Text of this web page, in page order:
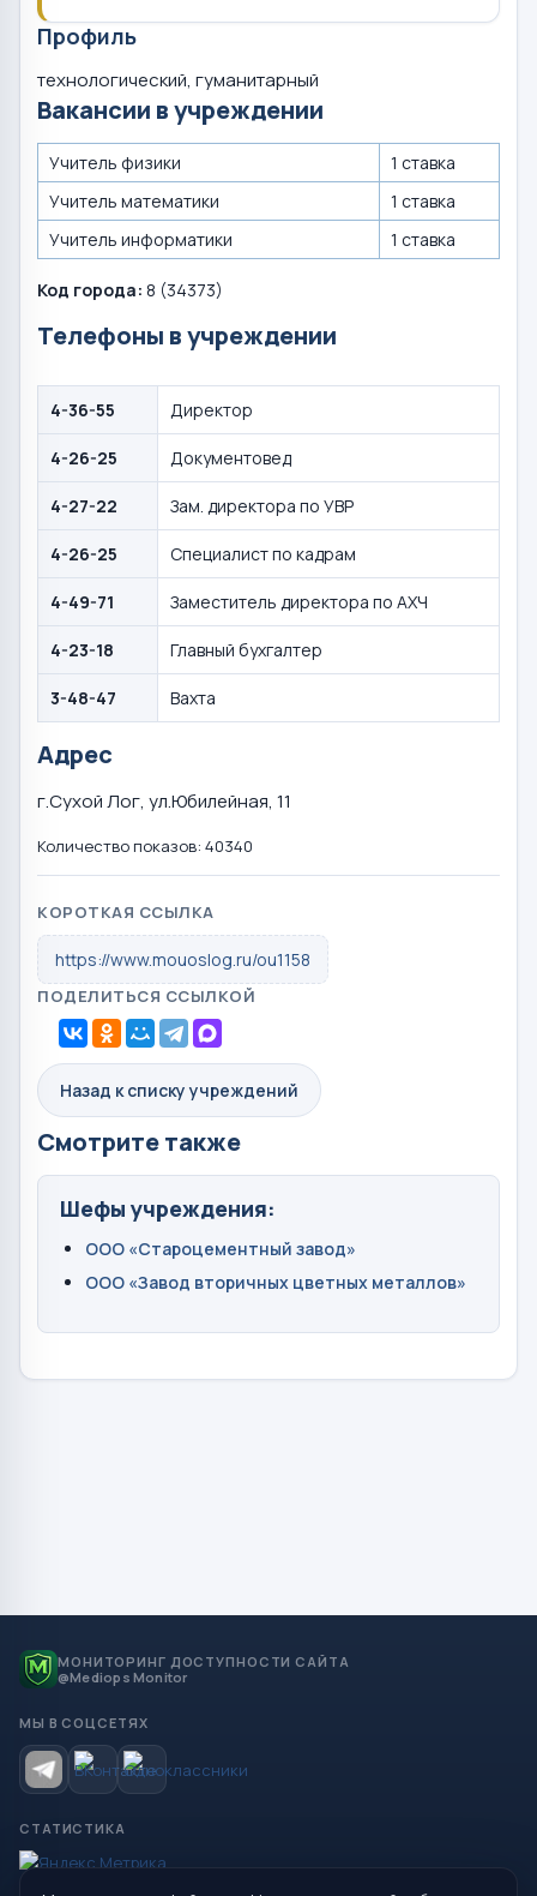
Профиль
технологический, гуманитарный
Вакансии в учреждении
Учитель физики
1 ставка
Учитель математики
1 ставка
Учитель информатики
1 ставка
Код города: 8 (34373)
Телефоны в учреждении
4-36-55 Директор
4-26-25 Документовед
4-27-22 Зам. директора по УВР
4-26-25 Специалист по кадрам
4-49-71 Заместитель директора по АХЧ
4-23-18 Главный бухгалтер
3-48-47 Вахта
Адрес
г.Сухой Лог, ул.Юбилейная, 11
Количество показов: 40340
КОРОТКАЯ ССЫЛКА
https://www.mouoslog.ru/ou1158
ПОДЕЛИТЬСЯ ССЫЛКОЙ
Назад к списку учреждений
Смотрите также
Шефы учреждения:
ООО «Староцементный завод»
ООО «Завод вторичных цветных металлов»
МОНИТОРИНГ ДОСТУПНОСТИ САЙТА
@Mediops Monitor
МЫ В СОЦСЕТЯХ
СТАТИСТИКА